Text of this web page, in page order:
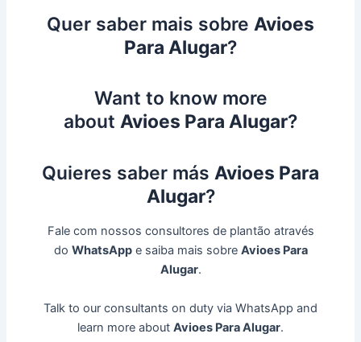
Quer saber mais sobre Avioes
Para Alugar?
Want to know more
about Avioes Para Alugar?
Quieres saber más Avioes Para
Alugar?
Fale com nossos consultores de plantão através
do WhatsAppe saiba mais sobre Avioes Para
Alugar.
Talk to our consultants on duty via WhatsApp and
learn more about Avioes Para Alugar.